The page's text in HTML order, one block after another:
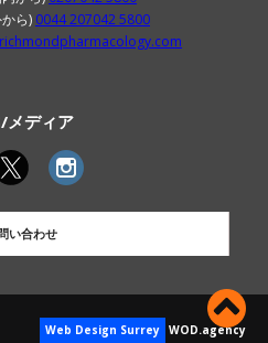
ら) 0044 207042 5800
メディア
い合わせ
Web Design Surrey WOD.agency